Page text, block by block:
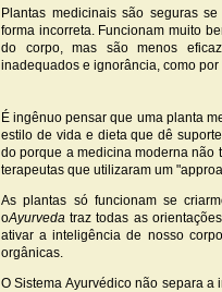
Plantas medicinais são seguras
forma incorreta. Funcionam muito
do corpo, mas são menos
inadequados e ignorância, como
É ingênuo pensar que uma planta
estilo de vida e dieta que dê
do porque a medicina moderna não
terapeutas que utilizaram um
As plantas só funcionam se
oAyurveda traz todas as
ativar a inteligência de nosso
orgânicas.
O Sistema Ayurvédico não separa